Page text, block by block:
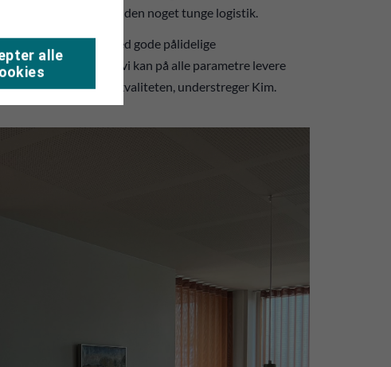
dog pænt nej grundet den noget tunge logistik.
Vi opererer med gode pålidelige
laver vores ting, så vi kan på alle parametre levere
på kompromis med kvaliteten, understreger Kim.
alle